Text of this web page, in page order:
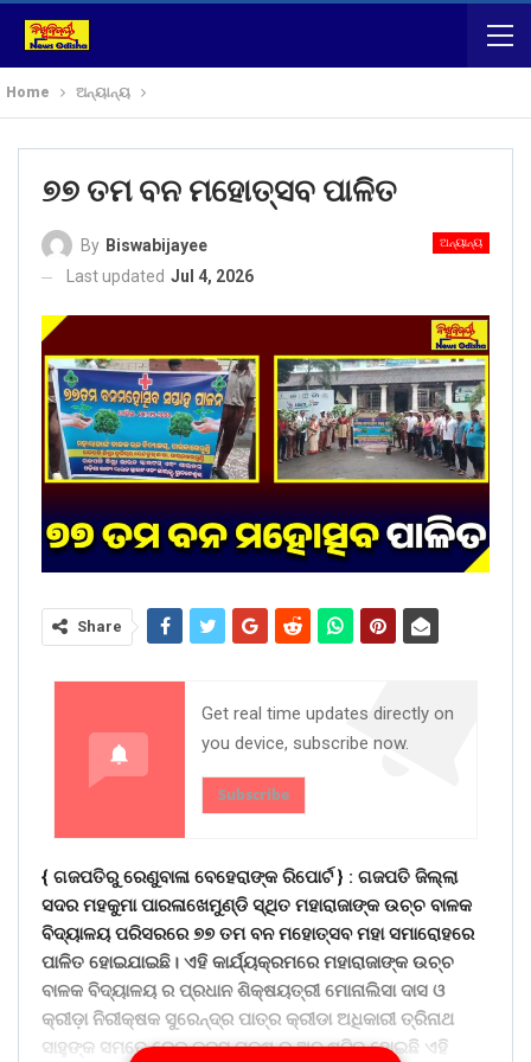
Home ଅନ୍ୟାନ୍ୟ
୭୭ ତମ ବନ ମହୋତ୍ସବ ପାଳିତ
ଅନ୍ୟାନ୍ୟ
By Biswabijayee
Last updated Jul 4, 2026
Share
Get real time updates directly on
you device, subscribe now.
Subscribe
{ ଗଜପତିରୁ ରେଣୁବାଳା ବେହେରାଙ୍କ ରିପୋର୍ଟ } : ଗଜପତି ଜିଲ୍ଲା
ସଦର ମହକୁମା ପାରଳାଖେମୁଣ୍ଡି ସ୍ଥିତ ମହାରାଜାଙ୍କ ଉଚ୍ଚ ବାଳକ
ବିଦ୍ୟାଳୟ ପରିସରରେ ୭୭ ତମ ବନ ମହୋତ୍ସବ ମହା ସମାରୋହରେ
ପାଳିତ ହୋଇଯାଇଛି। ଏହି କାର୍ଯ୍ୟକ୍ରମରେ ମହାରାଜାଙ୍କ ଉଚ୍ଚ
ବାଳକ ବିଦ୍ୟାଳୟ ର ପ୍ରଧାନ ଶିକ୍ଷୟତ୍ରୀ ମୋନାଲିସା ଦାସ ଓ
କ୍ରୀଡ଼ା ନିରୀକ୍ଷକ ସୁରେନ୍ଦ୍ର ପାତ୍ର କ୍ରୀଡା ଅଧିକାରୀ ତ୍ରିନାଥ
ସାହୁଙ୍କ ସମତେ ରେଡ କ୍ରସ ପକ୍ଷ ରୁ ଅନୁ ଷ୍ଟିତ ହୋଇଛି ଏହି